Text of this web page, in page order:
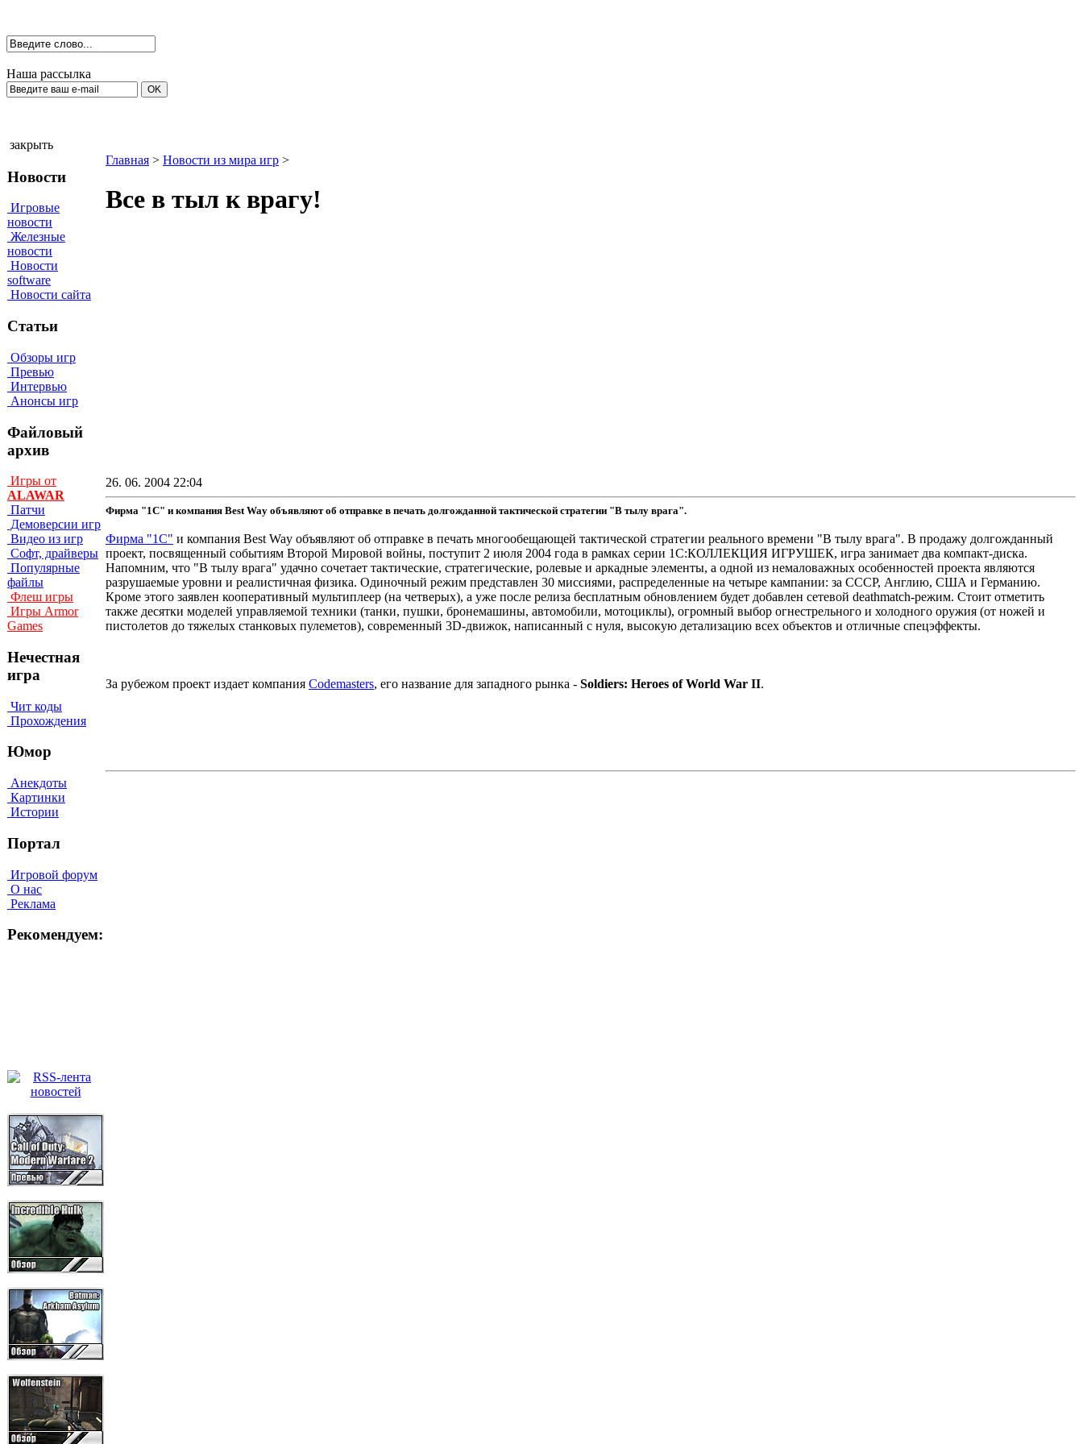
Наша рассылка
закрыть
Новости
Игровые
новости
Железные
новости
Новости
software
Новости сайта
Статьи
Обзоры игр
Превью
Интервью
Анонсы игр
Файловый
архив
Игры от
ALAWAR
Патчи
Демоверсии игр
Видео из игр
Софт, драйверы
Популярные
файлы
Флеш игры
Игры Armor
Games
Нечестная
игра
Чит коды
Прохождения
Юмор
Анекдоты
Картинки
Истории
Портал
Игровой форум
О нас
Реклама
Рекомендуем:
Главная > Новости из мира игр >
Все в тыл к врагу!
26. 06. 2004 22:04
Фирма "1С" и компания Best Way объявляют об отправке в печать долгожданной тактической стратегии "В тылу врага".
Фирма "1С" и компания Best Way объявляют об отправке в печать многообещающей тактической стратегии реального времени "В тылу врага". В продажу долгожданный
проект, посвященный событиям Второй Мировой войны, поступит 2 июля 2004 года в рамках серии 1С:КОЛЛЕКЦИЯ ИГРУШЕК, игра занимает два компакт-диска.
Напомним, что "В тылу врага" удачно сочетает тактические, стратегические, ролевые и аркадные элементы, а одной из немаловажных особенностей проекта являются
разрушаемые уровни и реалистичная физика. Одиночный режим представлен 30 миссиями, распределенные на четыре кампании: за СССР, Англию, США и Германию.
Кроме этого заявлен кооперативный мультиплеер (на четверых), а уже после релиза бесплатным обновлением будет добавлен сетевой deathmatch-режим. Стоит отметить
также десятки моделей управляемой техники (танки, пушки, бронемашины, автомобили, мотоциклы), огромный выбор огнестрельного и холодного оружия (от ножей и
пистолетов до тяжелых станковых пулеметов), современный 3D-движок, написанный с нуля, высокую детализацию всех объектов и отличные спецэффекты.
За рубежом проект издает компания Codemasters, его название для западного рынка - Soldiers: Heroes of World War II.